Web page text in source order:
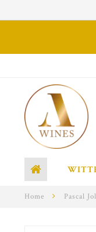
Home Pascal